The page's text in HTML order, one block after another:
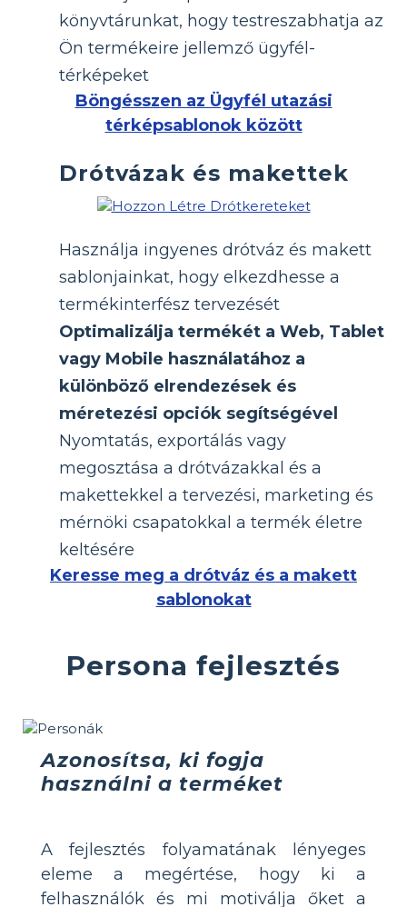
könyvtárunkat, hogy testreszabhatja az
Ön termékeire jellemző ügyfél-
térképeket
Böngésszen az Ügyfél utazási
térképsablonok között
Drótvázak és makettek
Használja ingyenes drótváz és makett
sablonjainkat, hogy elkezdhesse a
termékinterfész tervezését
Optimalizálja termékét a Web, Tablet
vagy Mobile használatához a
különböző elrendezések és
méretezési opciók segítségével
Nyomtatás, exportálás vagy
megosztása a drótvázakkal és a
makettekkel a tervezési, marketing és
mérnöki csapatokkal a termék életre
keltésére
Keresse meg a drótváz és a makett
sablonokat
Persona fejlesztés
Azonosítsa, ki fogja
használni a terméket
A fejlesztés folyamatának lényeges
eleme a megértése, hogy ki a
felhasználók és mi motiválja őket a